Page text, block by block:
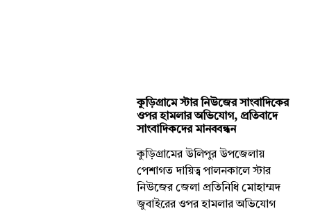
কুড়িগ্রামে স্টার নিউজের সাংবাদিকের
ওপর হামলার অভিযোগ, প্রতিবাদে
সাংবাদিকদের মানববন্ধন
কুড়িগ্রামের উলিপুর উপজেলায়
পেশাগত দায়িত্ব পালনকালে স্টার
নিউজের জেলা প্রতিনিধি মোহাম্মদ
জুবাইরের ওপর হামলার অভিযোগ